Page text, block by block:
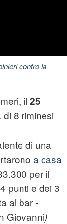
contro la
il 25
8 riminesi
di una
a casa
per il
punti e dei 3
al bar -
Giovanni)